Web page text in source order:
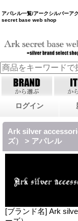
アパレル一覧/アークシルバーア
secret base web shop
ログイン
Ark silver
ズ） > アパレル
[ブランド名] Ark